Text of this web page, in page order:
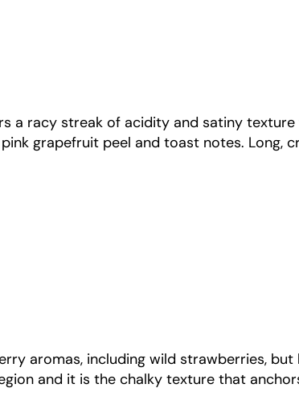
a racy streak of acidity and satiny
grapefruit peel and toast notes. Long,
aromas, including wild strawberries,
and it is the chalky texture that